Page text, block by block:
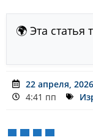
🌍 Эта статья
22 апреля, 2026
4:41 пп